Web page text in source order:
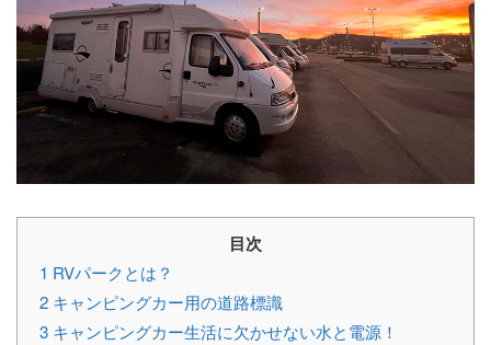
目次
1 RVパークとは？
2 キャンピングカー用の道路標識
3 キャンピングカー生活に欠かせない水と電源！